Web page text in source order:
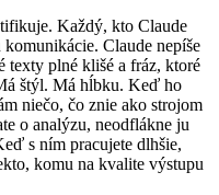
Každý, kto Claude
Claude nepíše
texty plné klišé a fráz, ktoré
štýl. Má hĺbku. Keď ho
niečo, čo znie ako strojom
o analýzu, neodflákne ju
s ním pracujete dlhšie,
komu na kvalite výstupu